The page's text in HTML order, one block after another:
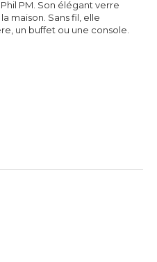
PM. Son élégant verre
maison. Sans fil, elle
un buffet ou une console.